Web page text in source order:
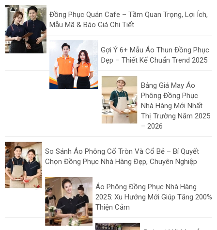
Đồng Phục Quán Cafe – Tầm Quan Trọng, Lợi Ích,
Mẫu Mã & Báo Giá Chi Tiết
Gợi Ý 6+ Mẫu Áo Thun Đồng Phục
Đẹp – Thiết Kế Chuẩn Trend 2025
Bảng Giá May Áo
Phông Đồng Phục
Nhà Hàng Mới Nhất
Thị Trường Năm 2025
– 2026
So Sánh Áo Phông Cổ Tròn Và Cổ Bẻ – Bí Quyết
Chọn Đồng Phục Nhà Hàng Đẹp, Chuyên Nghiệp
Áo Phông Đồng Phục Nhà Hàng
2025: Xu Hướng Mới Giúp Tăng 200%
Thiện Cảm